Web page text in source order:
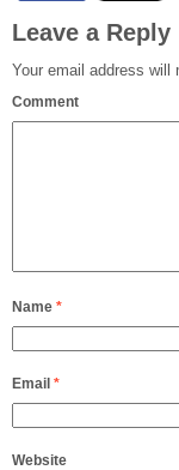
Leave a Reply
Your email address will
Comment
Name *
Email *
Website